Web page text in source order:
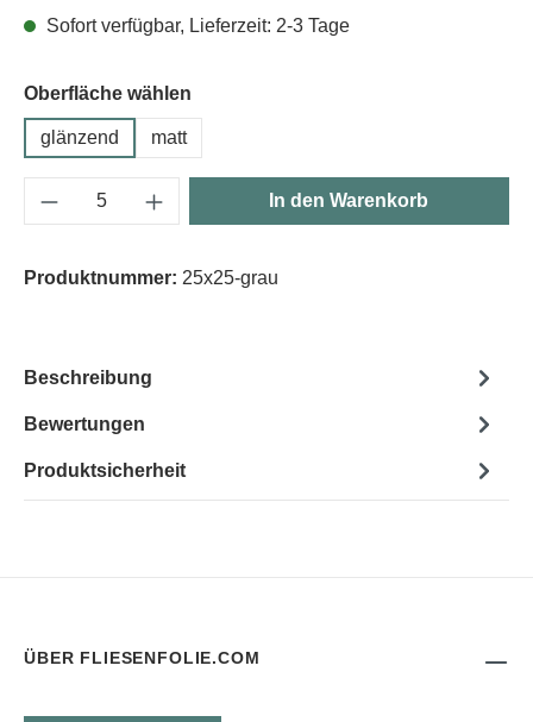
Sofort verfügbar, Lieferzeit: 2-3 Tage
Oberfläche wählen
glänzend matt
Produkt Anzahl: Gib den gewünschten
In den Warenkorb
Produktnummer: 25x25-grau
Beschreibung
Bewertungen
Produktsicherheit
ÜBER FLIESENFOLIE.COM